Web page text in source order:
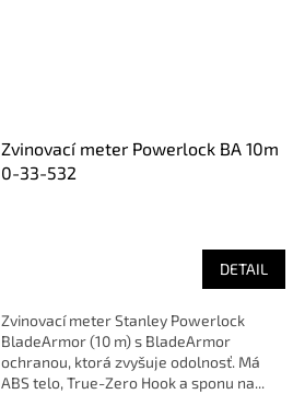
Zvinovací meter Powerlock BA 10m
0-33-532
DETAIL
Zvinovací meter Stanley Powerlock
BladeArmor (10 m) s BladeArmor
ochranou, ktorá zvyšuje odolnosť. Má
ABS telo, True-Zero Hook a sponu na...